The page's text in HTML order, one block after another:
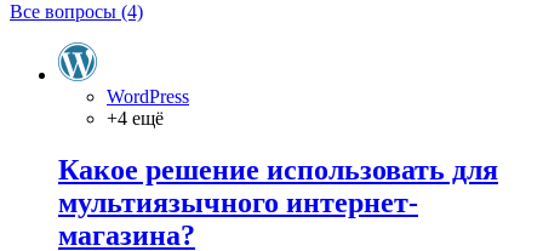
Все вопросы (4)
WordPress
+4 ещё
Какое решение использовать для
мультиязычного интернет-
магазина?